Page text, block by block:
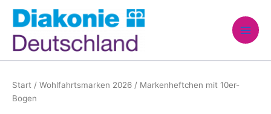
Zum
Inhalt
springen
Start / Wohlfahrtsmarken 2026 / Markenheftchen mit 10er-
Bogen